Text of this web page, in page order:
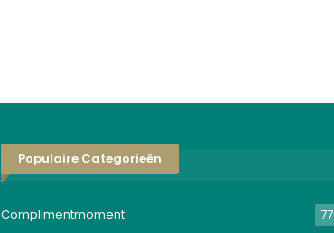
Populaire Categorieën
Complimentmoment 77